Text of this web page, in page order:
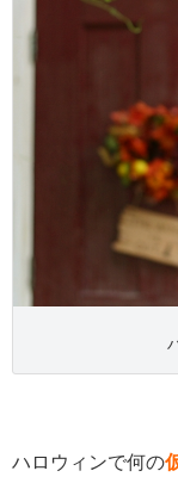
ハロウィンで何の